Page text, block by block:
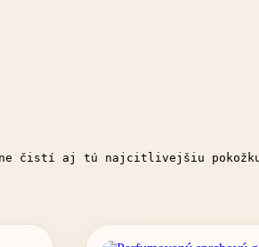
čistí aj tú najcitlivejšiu